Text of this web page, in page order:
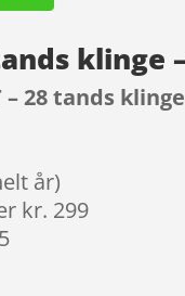
klinge
28 tands
år)
kr. 299